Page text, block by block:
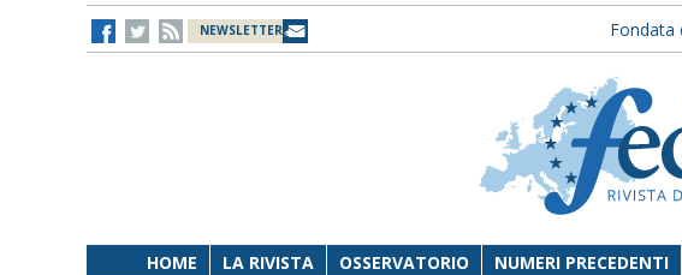
NEWSLETTER Fondata
HOME LA RIVISTA OSSERVATORIO NUMERI PRECEDENTI